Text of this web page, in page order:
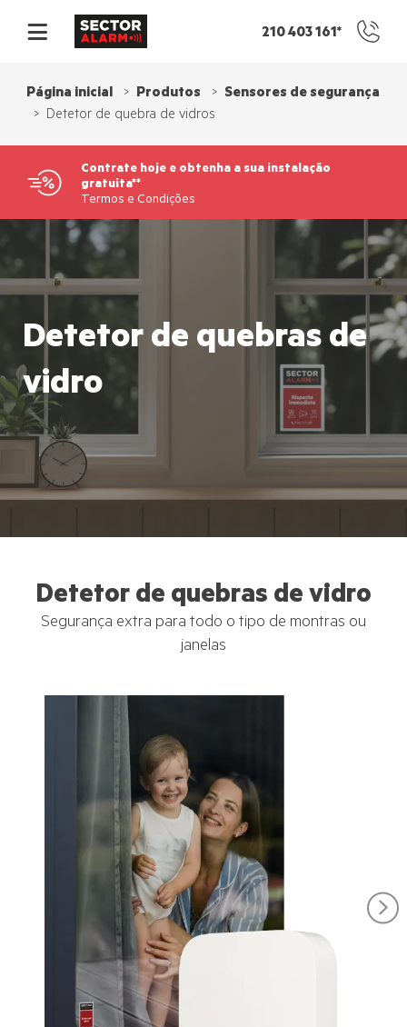
210 403 161*
Recomende um amigo
Contacto
Pagamento
Página inicial Produtos
Sensores de segurança
Detetor de quebra de vidros
Contrate hoje e obtenha a sua instalação
gratuita**
Termos e Condições
Detetor de quebras de
vidro
Detetor de quebras de vidro
Segurança extra para todo o tipo de montras ou
janelas